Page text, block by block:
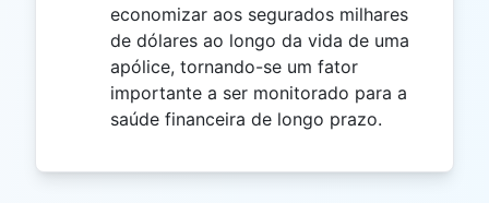
economizar aos segurados milhares
de dólares ao longo da vida de uma
apólice, tornando-se um fator
importante a ser monitorado para a
saúde financeira de longo prazo.